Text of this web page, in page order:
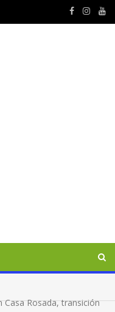
Casa Rosada, transición